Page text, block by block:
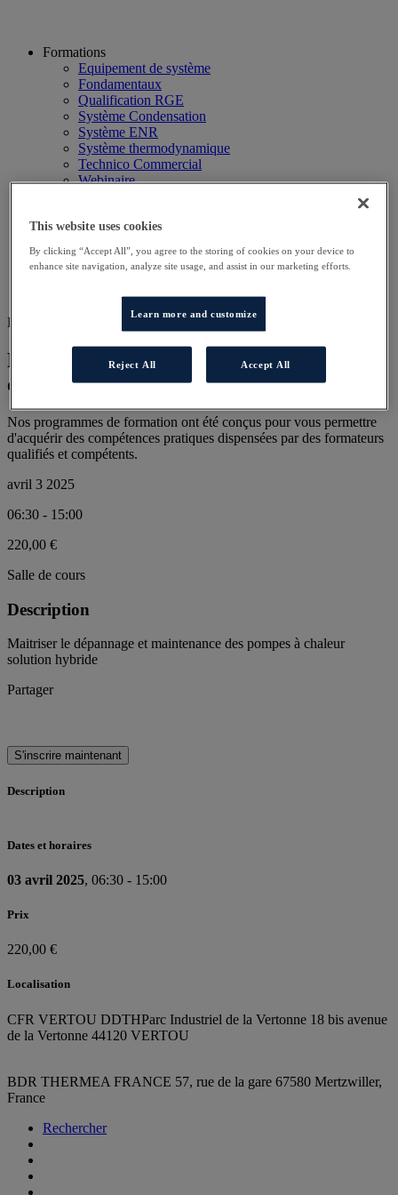
Formations
Equipement de système
Fondamentaux
Qualification RGE
Système Condensation
Système ENR
Système thermodynamique
Technico Commercial
Webinaire
Planning
Contactez-nous
Autres sites
Particulier
DD PAC HYB SAV
Dépannage et maintenance des pompes à
chaleur solution hybride
Nos programmes de formation ont été conçus pour vous permettre
d'acquérir des compétences pratiques dispensées par des formateurs
qualifiés et compétents.
avril 3 2025
06:30 - 15:00
220,00 €
Salle de cours
Description
Maitriser le dépannage et maintenance des pompes à chaleur
solution hybride
Partager
S'inscrire maintenant
Description
Dates et horaires
03 avril 2025, 06:30 - 15:00
Prix
220,00 €
Localisation
CFR VERTOU DDTHParc Industriel de la Vertonne 18 bis avenue
de la Vertonne 44120 VERTOU
BDR THERMEA FRANCE 57, rue de la gare 67580 Mertzwiller,
France
Rechercher
This website uses cookies
By clicking “Accept All”, you agree to the storing of cookies on your device to
enhance site navigation, analyze site usage, and assist in our marketing efforts.
Learn more and customize
Reject All Accept All